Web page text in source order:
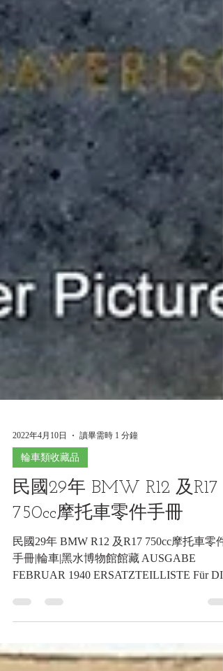
2022年4月10日 讀畢需時 1 分鐘
輪車類收藏品
民國29年 BMW R12 及R17
750cc摩托車零件手冊
民國29年 BMW R12 及R17 750cc摩托車零件
FEBRUAR 1940 ERSATZTEILLISTE Für
BMW Krafträder R 12 750 ccm Touren-